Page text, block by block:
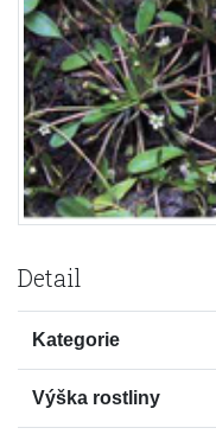
Detail
Kategorie
Výška rostliny